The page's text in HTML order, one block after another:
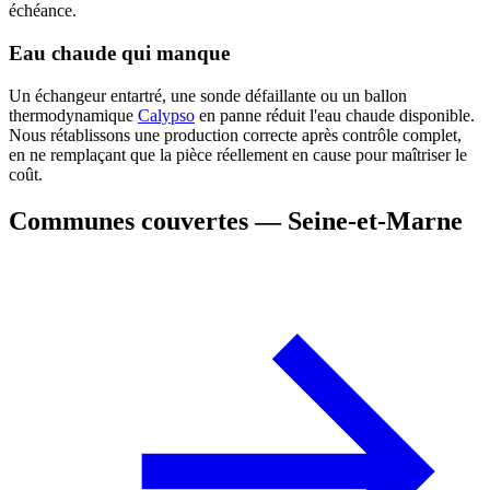
échéance.
Eau chaude qui manque
Un échangeur entartré, une sonde défaillante ou un ballon
thermodynamique Calypso en panne réduit l'eau chaude disponible.
Nous rétablissons une production correcte après contrôle complet,
en ne remplaçant que la pièce réellement en cause pour maîtriser le
coût.
Communes couvertes — Seine-et-Marne